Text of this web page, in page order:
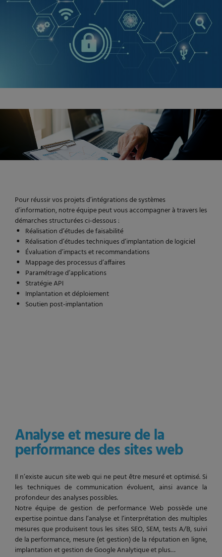
Pour réussir vos projets d’intégrations de systèmes
d’information, notre équipe peut vous accompagner à travers les
démarches structurées ci-dessous :
Réalisation d’études de faisabilité
Réalisation d’études techniques d’implantation de logiciel
Évaluation d’impacts et recommandations
Mappage des processus d’affaires
Paramétrage d’applications
Stratégie API
Implantation et déploiement
Soutien post-implantation
Analyse et mesure de la
performance des sites web
Il n’existe aucun site web qui ne peut être mesuré et optimisé. Si
les techniques de communication évoluent, ainsi avance la
profondeur des analyses possibles.
Notre équipe de gestion de performance Web possède une
expertise pointue dans l’analyse et l’interprétation des multiples
mesures que produisent tous les sites SEO, SEM, tests A/B, suivi
de la performance, mesure (et gestion) de la réputation en ligne,
implantation et gestion de Google Analytique et plus…